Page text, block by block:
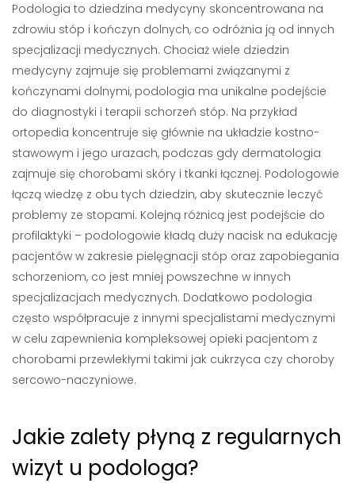
Podologia to dziedzina medycyny skoncentrowana na
zdrowiu stóp i kończyn dolnych, co odróżnia ją od innych
specjalizacji medycznych. Chociaż wiele dziedzin
medycyny zajmuje się problemami związanymi z
kończynami dolnymi, podologia ma unikalne podejście
do diagnostyki i terapii schorzeń stóp. Na przykład
ortopedia koncentruje się głównie na układzie kostno-
stawowym i jego urazach, podczas gdy dermatologia
zajmuje się chorobami skóry i tkanki łącznej. Podologowie
łączą wiedzę z obu tych dziedzin, aby skutecznie leczyć
problemy ze stopami. Kolejną różnicą jest podejście do
profilaktyki – podologowie kładą duży nacisk na edukację
pacjentów w zakresie pielęgnacji stóp oraz zapobiegania
schorzeniom, co jest mniej powszechne w innych
specjalizacjach medycznych. Dodatkowo podologia
często współpracuje z innymi specjalistami medycznymi
w celu zapewnienia kompleksowej opieki pacjentom z
chorobami przewlekłymi takimi jak cukrzyca czy choroby
sercowo-naczyniowe.
Jakie zalety płyną z regularnych
wizyt u podologa?